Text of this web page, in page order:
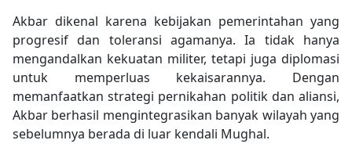
Akbar dikenal karena kebijakan pemerintahan yang
progresif dan toleransi agamanya. Ia tidak hanya
mengandalkan kekuatan militer, tetapi juga diplomasi
untuk memperluas kekaisarannya. Dengan
memanfaatkan strategi pernikahan politik dan aliansi,
Akbar berhasil mengintegrasikan banyak wilayah yang
sebelumnya berada di luar kendali Mughal.